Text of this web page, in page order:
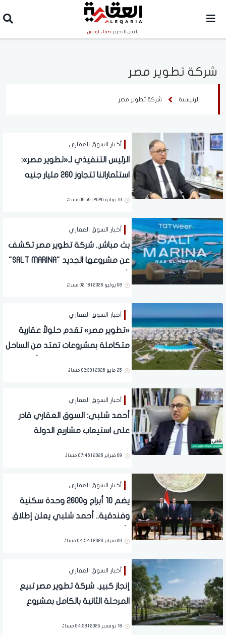
رئيس التحرير صفاء لويس
شركة تطوير مصر
الرئيسية شركة تطوير مصر
أخبار السوق العقاري
الرئيس التنفيذي لـ«تطوير مصر»:
استثماراتنا تتجاوز 260 مليار جنيه
مجرد مشروعات
19 يوليو 2026 | 09:59 مساءً
أخبار السوق العقاري
بث مباشر.. شركة تطوير مصر تكشف
عن مشروعها الجديد "SALT MARINA"
08 يوليو 2026 | 02:18 مساءً
أخبار السوق العقاري
«تطوير مصر» تقدم حلولاً عقارية
متكاملة بمشروعات تمتد من الساحل
سداد تصل إلى 15 سنة
25 مايو 2026 | 02:30 مساءً
أخبار السوق العقاري
أحمد شلبي: السوق العقاري قادر
على استيعاب مشاريع الدولة
09 فبراير 2026 | 07:46 مساءً
أخبار السوق العقاري
يضم 10 أبراج و2600 وحدة سكنية
وفندقية.. أحمد شلبي يعلن إطلاق
عالمية لسياحة اليخوت
09 فبراير 2026 | 04:54 مساءً
أخبار السوق العقاري
إنجاز كبير.. شركة تطوير مصر تبيع
المرحلة الثانية بالكامل بمشروع
18 نوفمبر 2025 | 04:53 مساءً